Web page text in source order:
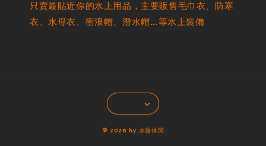
只賣最貼近你的水上用品，主要販售毛巾衣、防寒
衣、水母衣、衝浪帽、潛水帽...等水上裝備
© 2026 by 水越休閒